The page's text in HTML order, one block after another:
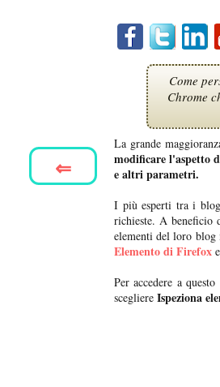
Come
Chrome
La grande
modificare l'aspetto
e altri parametri.
I più esperti tra i
richieste. A beneficio
elementi del loro
Elemento di Firefox
Per accedere a
scegliere Ispeziona
⇐